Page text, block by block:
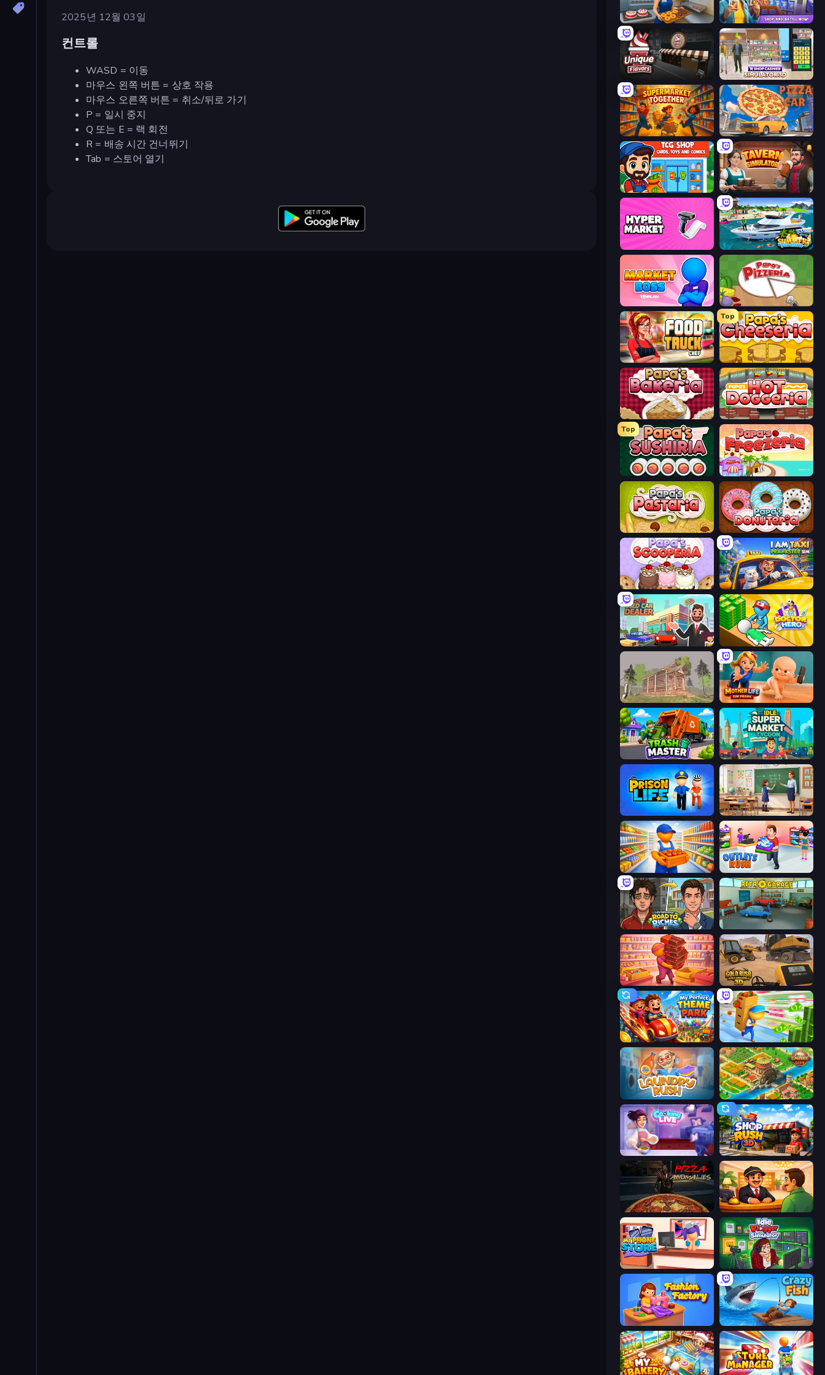
2025년 12월 03일
컨트롤
WASD = 이동
마우스 왼쪽 버튼 = 상호 작용
마우스 오른쪽 버튼 = 취소/뒤로 가기
P = 일시 중지
Q 또는 E = 랙 회전
R = 배송 시간 건너뛰기
Tab = 스토어 열기
Bakery Manager: Store Simulator Trading Card Store Simulator
Unique Flavors
Supermarket Together Pizza Car
TCG Shop: Cards, Toys and Comics Tavern Simulator
Hypermarket 3D Summer Vacation
Market Boss Papa's Pizzeria
Food Truck Chef™: A Fun Cooking Game
Top
Papa's Cheeseria
Papa's Bakeria Papa's Hot Doggeria
Top
Papa's Sushiria Papa's Freezeria
Papa's Pastaria Papa's Donuteria
Papa's Scooperia I Am Taxi Prankster Sim
Used Car Dealer Tycoon Doctor Hero
Survive In The Forest Mother Life Simulator: Prank
Trash Master Idle Supermarket Tycoon
Prison Life High School Teacher Simulator
Supermarket Manager Outlets Rush
Life Simulator: Road to Riches
Candy Packing Store Gold Rush: Gold Simulator 3D
My Perfect Theme Park Supermarket Empire
Laundry Rush Empire City
Cooking Live Shop Rush 3D
Pizza Anomalies
My Phone Store Idle Vlogger Simulator
Fashion Factory Crazy Fish